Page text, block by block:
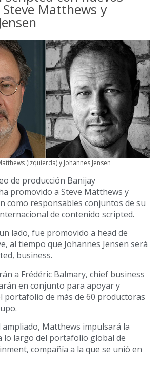
Matthews y
(izquierda) y Johannes Jensen
de producción Banijay
promovido a Steve Matthews y
como responsables conjuntos de su
de contenido scripted.
lado, fue promovido a head de
al tiempo que Johannes Jensen será
business.
a Frédéric Balmary, chief business
en conjunto para apoyar y
portafolio de más de 60 productoras
ampliado, Matthews impulsará la
lo largo del portafolio global de
compañía a la que se unió en